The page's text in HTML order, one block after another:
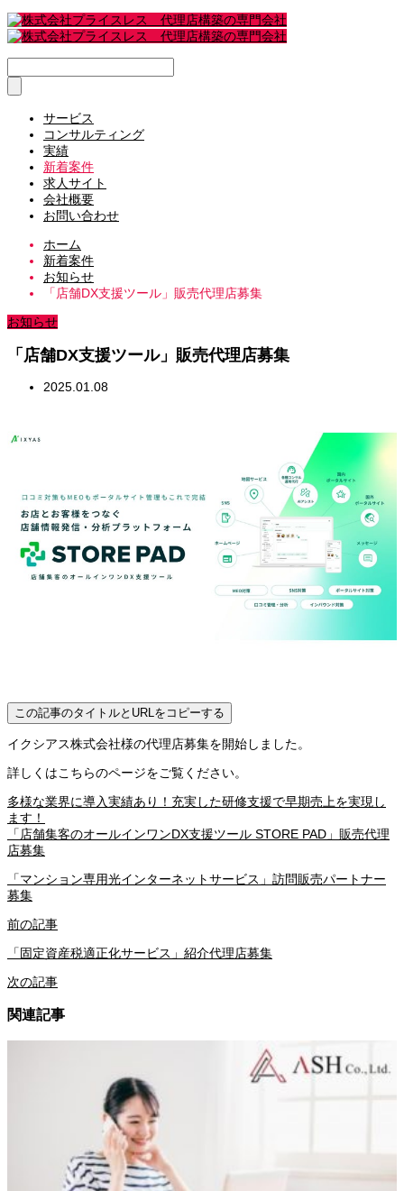
サービス
コンサルティング
実績
新着案件
求人サイト
会社概要
お問い合わせ
ホーム
新着案件
お知らせ
「店舗DX支援ツール」販売代理店募集
お知らせ
「店舗DX支援ツール」販売代理店募集
2025.01.08
この記事のタイトルとURLをコピーする
イクシアス株式会社様の代理店募集を開始しました。
詳しくはこちらのページをご覧ください。
多様な業界に導入実績あり！充実した研修支援で早期売上を実現し
ます！
「店舗集客のオールインワンDX⽀援ツール STORE PAD」販売代理
店募集
「マンション専用光インターネットサービス」訪問販売パートナー
募集
前の記事
「固定資産税適正化サービス」紹介代理店募集
次の記事
関連記事